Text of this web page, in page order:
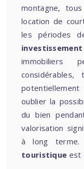
montagne,
location de
les périodes
investissement
immobiliers
oublier la
du bien
valorisation
à long
touristique est